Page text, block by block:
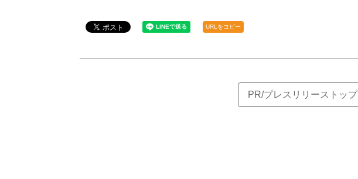
URLをコピー
PR/プレスリリーストップ